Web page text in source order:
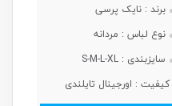
برند : نایک پرسی
نوع لباس : مردانه
سایزبندی : S-M-L-XL
کیفیت : اورجینال تایلندی